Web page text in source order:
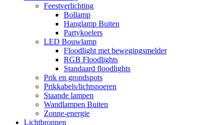
Feestverlichting
Bollamp
Hanglamp Buiten
Partykoelers
LED Bouwlamp
Floodlight met bewegingsmelder
RGB Floodlights
Standaard floodlights
Prik en grondspots
Prikkabels/lichtsnoeren
Staande lampen
Wandlampen Buiten
Zonne-energie
Lichtbronnen